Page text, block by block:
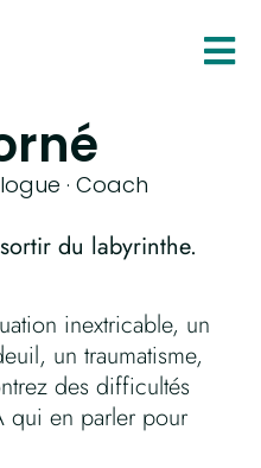
· Coach
du labyrinthe.
inextricable, un
un traumatisme,
des difficultés
qui en parler pour